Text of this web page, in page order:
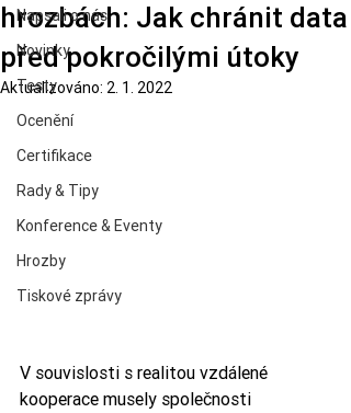
Napsali o nás
Novinky
Testy
Ocenění
Certifikace
Rady & Tipy
Konference & Eventy
Hrozby
Tiskové zprávy
hrozbách: Jak chránit data
před pokročilými útoky
Aktualizováno: 2. 1. 2022
V souvislosti s realitou vzdálené
kooperace musely společnosti